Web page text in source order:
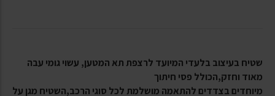
שטיח בעיצוב בלעדי המיועד לרצפת תא המטען, עשוי גומי עבה
מאוד וחזק,הכולל פסי חיתוך
מיוחדים בצדדים להתאמה מושלמת לכל סוגי הרכב,השטיח מגן על